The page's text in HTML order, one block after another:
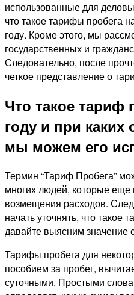
использованные для
что такое тарифы пробега
году. Кроме этого, мы
государственных и
Следовательно, после
четкое представление о
Что такое тариф
году и при каких
мы можем его
Термин “Тариф Пробега”
многих людей, которые еще
возмещения расходов.
начать уточнять, что такое
давайте выясним значение
Тарифы пробега для
пособием за пробег,
суточными. Простыми